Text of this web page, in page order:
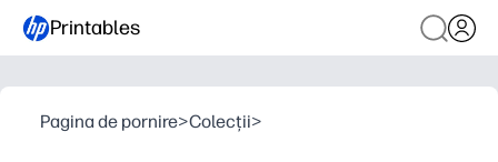
Printables
Pagina de pornire>Colecții>